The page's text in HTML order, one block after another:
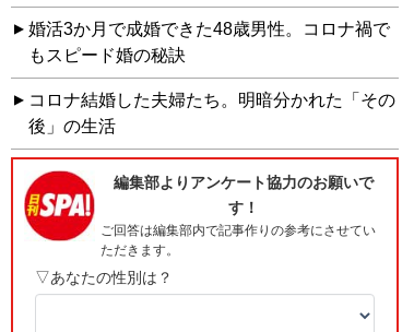
婚活3か月で成婚できた48歳男性。コロナ禍で
もスピード婚の秘訣
コロナ結婚した夫婦たち。明暗分かれた「その
後」の生活